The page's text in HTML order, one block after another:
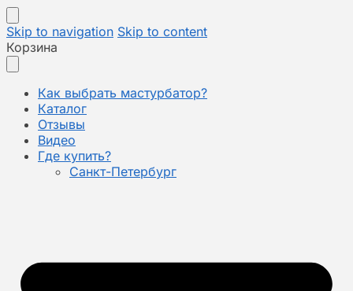
Skip to navigation Skip to content
Корзина
Как выбрать мастурбатор?
Каталог
Отзывы
Видео
Где купить?
Санкт-Петербург